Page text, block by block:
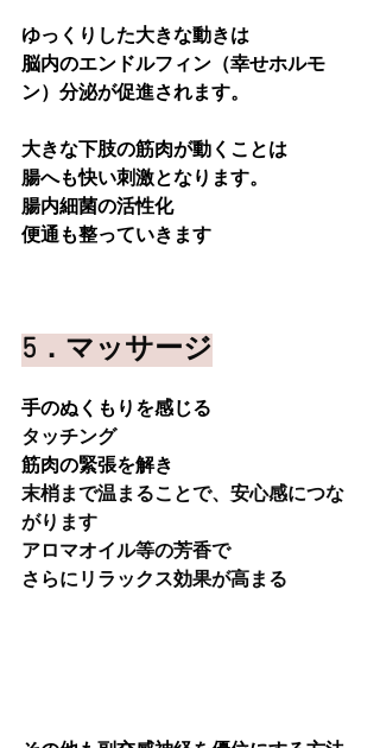
ゆっくりした大きな動きは
脳内のエンドルフィン（幸せホルモ
ン）分泌が促進されます。
大きな下肢の筋肉が動くことは
腸へも快い刺激となります。
腸内細菌の活性化
便通も整っていきます
5．マッサージ
手のぬくもりを感じる
タッチング
筋肉の緊張を解き
末梢まで温まることで、安心感につな
がります
アロマオイル等の芳香で
さらにリラックス効果が高まる